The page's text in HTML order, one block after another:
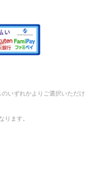
いずれかよりご選択いただけ
ります。